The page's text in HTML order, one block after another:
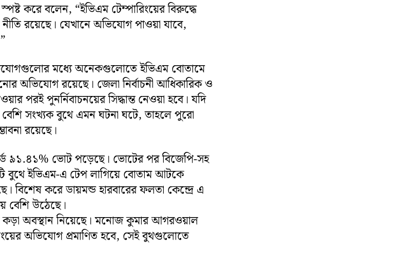
স্পষ্ট করে বলেন, “ইভিএম টেম্পারিংয়ের বিরুদ্ধে
রয়েছে। যেখানে অভিযোগ পাওয়া যাবে,
মধ্যে অনেকগুলোতে ইভিএম বোতামে
অভিযোগ রয়েছে। জেলা নির্বাচনী আধিকারিক ও
পরই পুনর্নিবাচনয়ের সিদ্ধান্ত নেওয়া হবে। যদি
বেশি সংখ্যক বুথে এমন ঘটনা ঘটে, তাহলে পুরো
রয়েছে।
৯১.৪১% ভোট পড়েছে। ভোটের পর বিজেপি-সহ
বুথে ইভিএম-এ টেপ লাগিয়ে বোতাম আটকে
বিশেষ করে ডায়মন্ড হারবারের ফলতা কেন্দ্রে এ
বেশি উঠেছে।
কড়া অবস্থান নিয়েছে। মনোজ কুমার আগরওয়াল
অভিযোগ প্রমাণিত হবে, সেই বুথগুলোতে